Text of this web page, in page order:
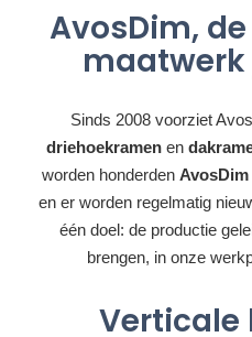
AvosDim,
maatwerk
Sinds 2008 voorziet
driehoekramenen
worden honderden
en er worden regelmatig
één doel: de productie
brengen, in onze
Verticale